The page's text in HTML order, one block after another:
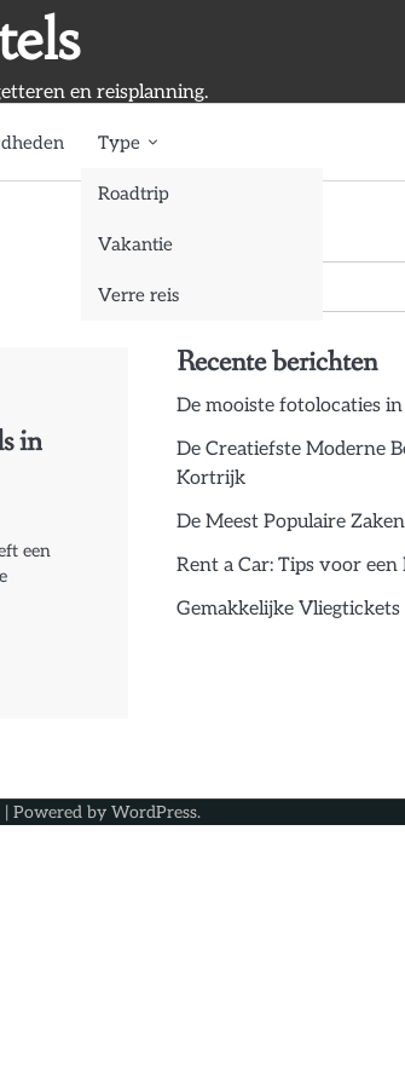
en reisplanning.
Type
Roadtrip
Vakantie
Verre reis
in
een
Recente berichten
De mooiste fotolocaties
De Creatiefste Moderne
Kortrijk
De Meest Populaire
Rent a Car: Tips voor
Gemakkelijke Vliegtickets
| Powered by WordPress.